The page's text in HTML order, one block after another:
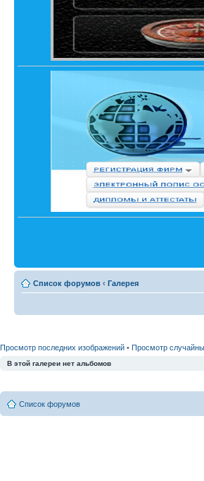
Список форумов ‹ Галерея
Просмотр последних изображений • Просмотр
В этой галереи нет альбомов
Список форумов